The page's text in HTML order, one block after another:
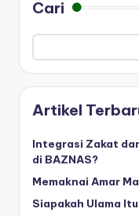
Cari
Artikel
Integrasi Zakat
di BAZNAS?
Memaknai Amar
Siapakah Ulama